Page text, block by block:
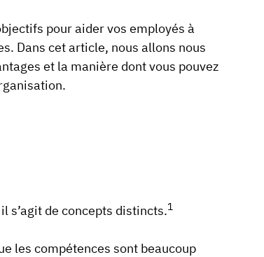
pour aider vos employés à
Dans cet article, nous allons nous
et la manière dont vous pouvez
s’agit de concepts distincts.1
les compétences sont beaucoup